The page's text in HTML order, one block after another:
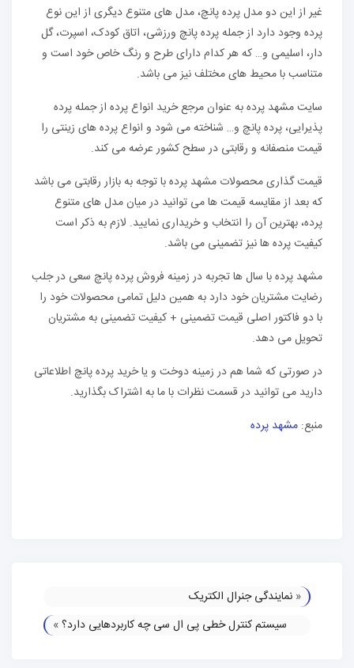
غیر از این دو مدل پرده پانچ، مدل های متنوع دیگری از این نوع
پرده وجود دارد از جمله پرده پانچ ورزشی، اتاق کودک، اسپرت، گل
دار، اسلیمی و… که هر کدام دارای طرح و رنگ خاص خود است و
متناسب با محیط های مختلف نیز می باشد.
سایت مشهد پرده به عنوان مرجع خرید انواع پرده از جمله پرده
پذیرایی، پرده پانچ و… شناخته می شود و انواع پرده های زینتی را
قیمت منصفانه و رقابتی در سطح کشور عرضه می کند.
قیمت گذاری محصولات مشهد پرده با توجه به بازار رقابتی می باشد
که بعد از مقایسه قیمت ها می توانید در میان مدل های متنوع
پرده، بهترین آن را انتخاب و خریداری نمایید. لازم به ذکر است
کیفیت پرده ها نیز تضمینی می باشد.
مشهد پرده با سال ها تجربه در زمینه فروش پرده پانچ سعی در جلب
رضایت مشتریان خود دارد به همین دلیل تمامی محصولات خود را
با دو فاکتور اصلی قیمت تضمینی + کیفیت تضمینی به مشتریان
تحویل می دهد.
در صورتی که شما هم در زمینه دوخت و یا خرید پرده پانچ اطلاعاتی
دارید می توانید در قسمت نظرات با ما به اشتراک بگذارید.
منبع: مشهد پرده
« نمایندگی جنرال الکتریک
سیستم کنترل خطی پی ال سی چه کاربردهایی دارد؟»